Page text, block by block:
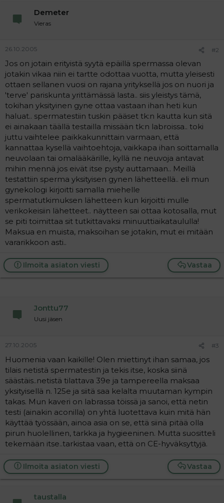
j
a
Demeter
Vieras
26.10.2005 #2
Jos on jotain erityistä syytä epäillä spermassa olevan
jotakin vikaa niin ei tartte odottaa vuotta, mutta yleisesti
ottaen sellanen vuosi on rajana yrityksellä jos on nuori ja
'terve' pariskunta yrittämässä lasta.. siis yleistys tämä,
tokihan yksityinen gyne ottaa vastaan ihan heti kun
haluat.. spermatestiin tuskin pääset tk:n kautta kun sitä
ei ainakaan täällä testailla missään tk:n labroissa.. toki
juttu vaihtelee paikkakunnittain varmaan, että
kannattaa kysellä vaihtoehtoja, vaikkapa ihan soittamalla
neuvolaan tai omalääkärille, kyllä ne neuvoja antavat
mihin mennä jos eivät itse pysty auttamaan.. Meillä
testattiin sperma yksityisen gynen lähetteellä.. eli mun
gynekologi kirjoitti samalla miehelle
spermatutkimuksen lähetteen kun kirjoitti mulle
verikokeisiin lähetteet.. näytteen sai ottaa kotosalla, mut
se piti toimittaa sit tutkittavaksi minuuttiaikataululla!
Maksua en muista, maksoihan se jotakin, mut ei mitään
vararikkoon asti..
Vastaa
Ilmoita asiaton viesti
Jonttu77
Uusi jäsen
27.10.2005 #3
Huomenia vaan kaikille! Olen miettinyt ihan samaa, jos
tilais netistä spermatestin ja tekis itse, koska siinä
säästäis..netistä tilattava 39e ja tampereella maksaa
yksityisellä n. 125e ja siitä saa kelalta muutaman kympin
takas. Mun kaveri on labrassa töissä ja sanoi, että netin
testi (ainakin aconilla) on yhtä luotettava kuin mitä hän
käyttää työssään, ainoa asia on se, että siinä pitää olla
pirun huolellinen, tarkka ja hygieeninen. Mutta suositteli
tekemään itse..tarkistaa vaan, että on CE-hyväksyttyjä.
Vastaa
Ilmoita asiaton viesti
taustalla